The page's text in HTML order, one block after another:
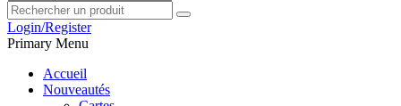
Login/Register
Primary Menu
Accueil
Nouveautés